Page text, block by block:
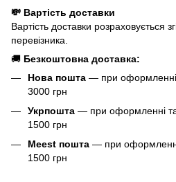
💸 Вартість доставки
Вартість доставки розраховується
перевізника.
🚚 Безкоштовна доставка:
Нова пошта — при оформленні
3000 грн
Укрпошта — при оформленні та
1500 грн
Meest пошта — при
1500 грн